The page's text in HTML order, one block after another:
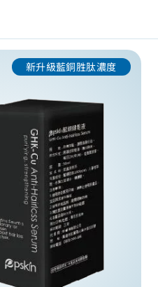
新升級藍銅胜肽濃度